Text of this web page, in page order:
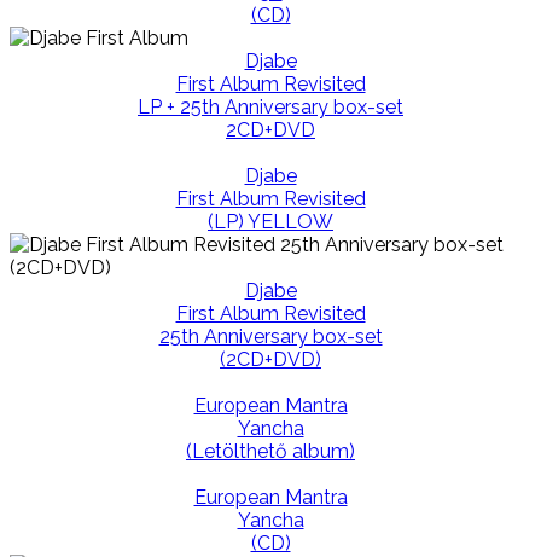
(CD)
Djabe
First Album Revisited
LP + 25th Anniversary box-set
2CD+DVD
Djabe
First Album Revisited
(LP) YELLOW
Djabe
First Album Revisited
25th Anniversary box-set
(2CD+DVD)
European Mantra
Yancha
(Letölthető album)
European Mantra
Yancha
(CD)